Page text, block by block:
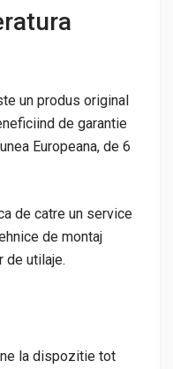
un produs original
de garantie
Europeana, de 6
de catre un service
de montaj
de utilaje.
la dispozitie tot